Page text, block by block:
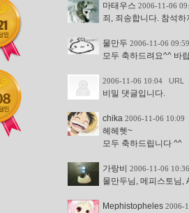
마태우스 2006-11-06
죄, 죄송합니다. 참석
물만두 2006-11-06 09:59
모두 축하드려요^^ 바
2006-11-06 10:04 URL
비밀 댓글입니다.
chika 2006-11-06 10:09
헤헤헷~
모두 축하드립니다 ^^
가랑비 2006-11-06 10:36
물만두님, 메피스토님,
Mephistopheles 2006-